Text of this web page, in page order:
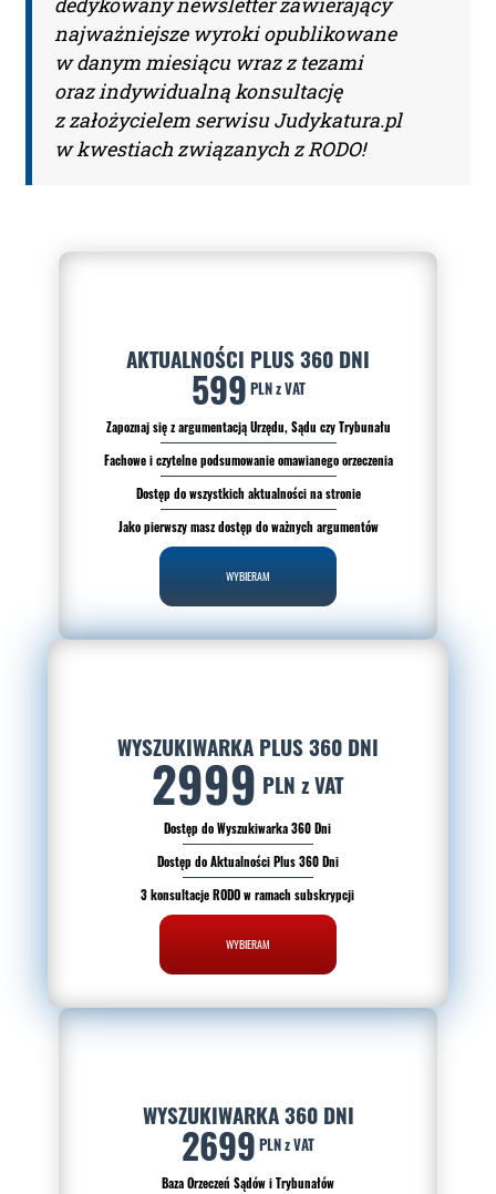
najważniejsze wyroki opublikowane
w danym miesiącu wraz z tezami
oraz indywidualną konsultację
z założycielem serwisu Judykatura.pl
w kwestiach związanych z RODO!
AKTUALNOŚCI PLUS 360 DNI
599 PLN z VAT
Zapoznaj się z argumentacją Urzędu, Sądu czy Trybunału
Fachowe i czytelne podsumowanie omawianego orzeczenia
Dostęp do wszystkich aktualności na stronie
Jako pierwszy masz dostęp do ważnych argumentów
WYBIERAM
WYSZUKIWARKA PLUS 360 DNI
2999 PLN z VAT
Dostęp do Wyszukiwarka 360 Dni
Dostęp do Aktualności Plus 360 Dni
3 konsultacje RODO w ramach subskrypcji
WYBIERAM
WYSZUKIWARKA 360 DNI
2699 PLN z VAT
Baza Orzeczeń Sądów i Trybunałów